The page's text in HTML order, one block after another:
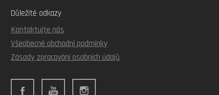
Důležité odkazy
Kontaktujte nás
Všeobecné obchodní podmínky
Zásady zpracování osobních údajů